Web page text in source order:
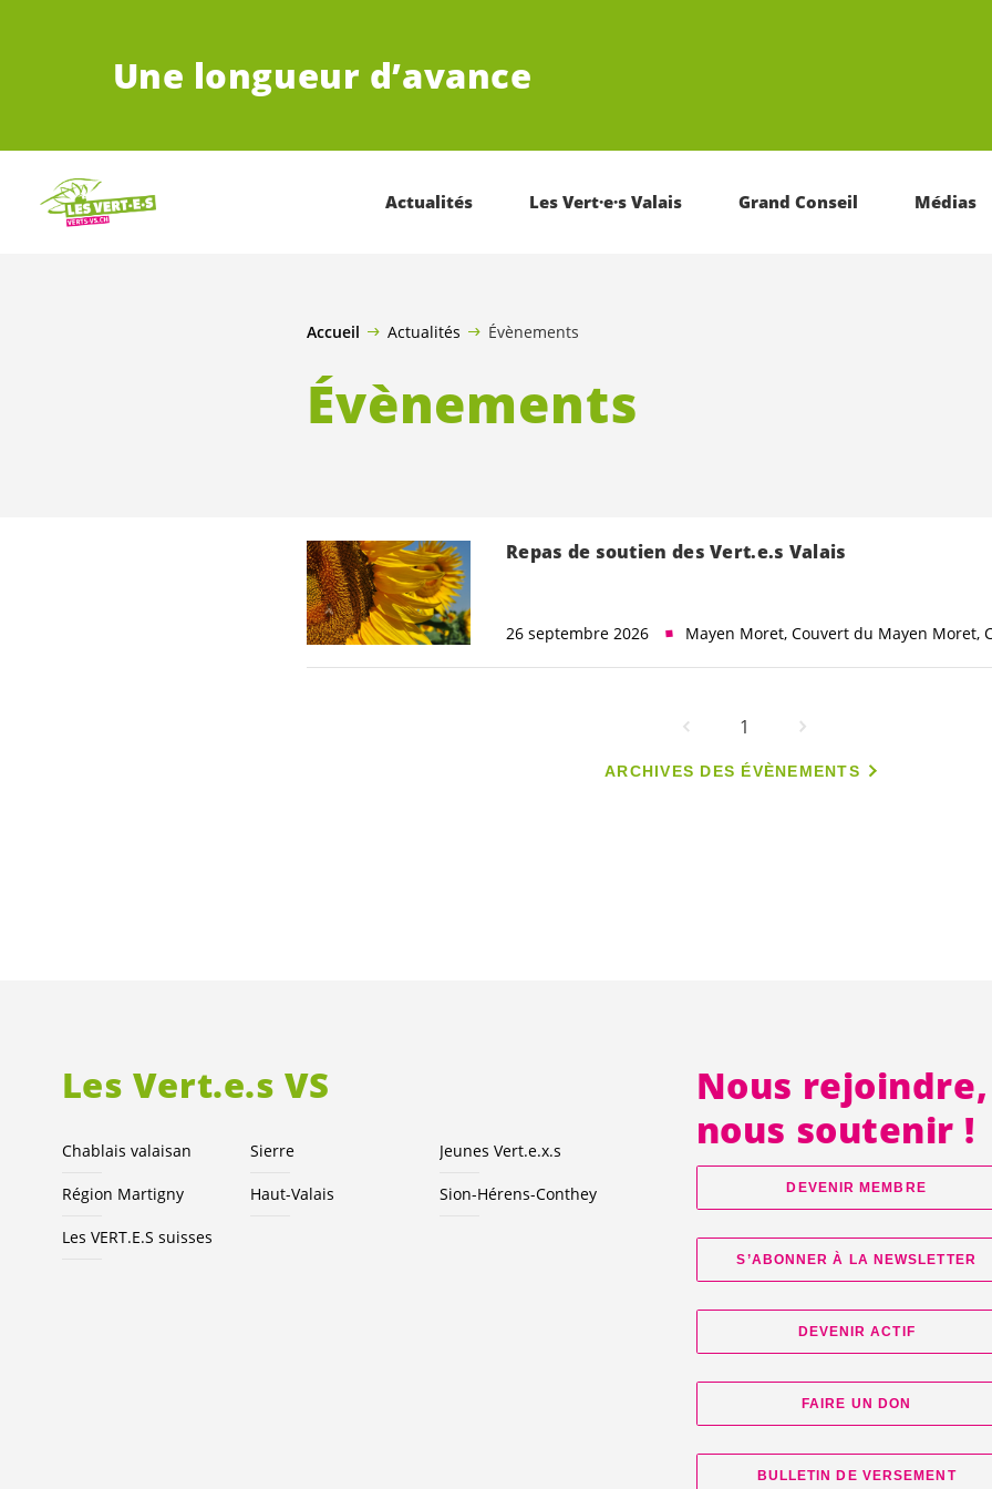
Une longueur d’avance
Actualités Les Vert·e·s Valais Grand Conseil Médias
Accueil Actualités Évènements
Évènements
Repas de soutien desVert.e.s Valais
26 septembre 2026 Mayen Moret, Couvert du Mayen Moret,
1
ARCHIVES DES ÉVÈNEMENTS
Nous rejoindre,
nous soutenir !
DEVENIR MEMBRE
S’ABONNER À LA NEWSLETTER
DEVENIR ACTIF
FAIRE UN DON
BULLETIN DE VERSEMENT
Les Vert.e.s VS
Chablais valaisan Sierre JeunesVert.e.x.s
Région Martigny Haut-Valais Sion-Hérens-Conthey
Les VERT.E.S suisses